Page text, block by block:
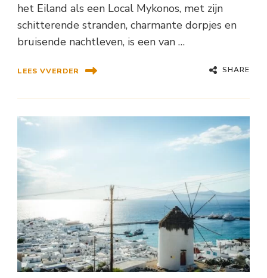
het Eiland als een Local Mykonos, met zijn
schitterende stranden, charmante dorpjes en
bruisende nachtleven, is een van …
LEES VVERDER SHARE